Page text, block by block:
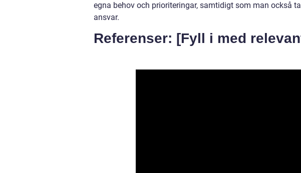
egna behov och prioriteringar, samtidigt som man också
ansvar.
Referenser: [Fyll i med